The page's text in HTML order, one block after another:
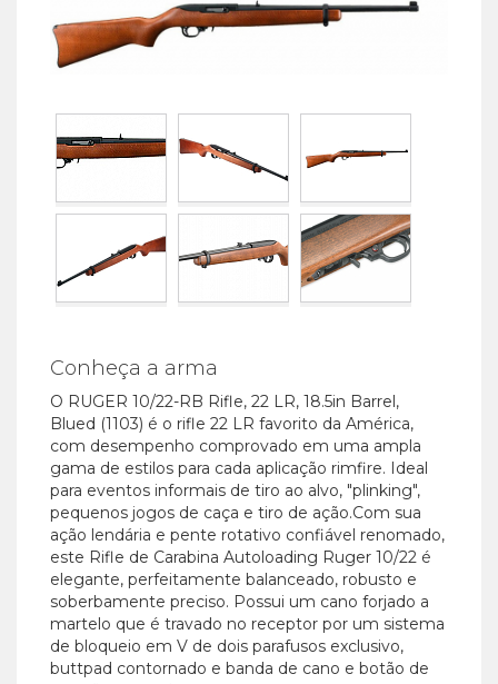
Conheça a arma
O RUGER 10/22-RB Rifle, 22 LR, 18.5in Barrel,
Blued (1103) é o rifle 22 LR favorito da América,
com desempenho comprovado em uma ampla
gama de estilos para cada aplicação rimfire. Ideal
para eventos informais de tiro ao alvo, "plinking",
pequenos jogos de caça e tiro de ação.Com sua
ação lendária e pente rotativo confiável renomado,
este Rifle de Carabina Autoloading Ruger 10/22 é
elegante, perfeitamente balanceado, robusto e
soberbamente preciso. Possui um cano forjado a
martelo que é travado no receptor por um sistema
de bloqueio em V de dois parafusos exclusivo,
buttpad contornado e banda de cano e botão de